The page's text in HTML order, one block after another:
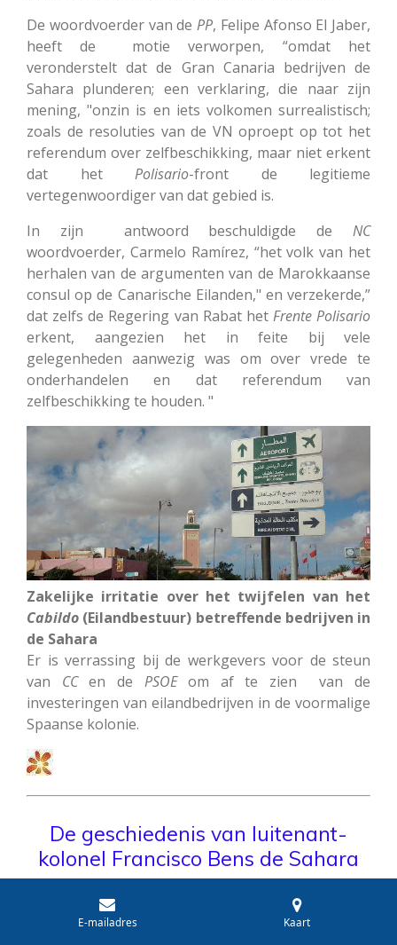
De woordvoerder van de PP, Felipe Afonso El Jaber,
heeft de motie verworpen, “omdat het
veronderstelt dat de Gran Canaria bedrijven de
Sahara plunderen; een verklaring, die naar zijn
mening, "onzin is en iets volkomen surrealistisch;
zoals de resoluties van de VN oproept op tot het
referendum over zelfbeschikking, maar niet erkent
dat het Polisario-front de legitieme
vertegenwoordiger van dat gebied is.
In zijn antwoord beschuldigde de NC
woordvoerder, Carmelo Ramírez, “het volk van het
herhalen van de argumenten van de Marokkaanse
consul op de Canarische Eilanden," en verzekerde,”
dat zelfs de Regering van Rabat het Frente Polisario
erkent, aangezien het in feite bij vele
gelegenheden aanwezig was om over vrede te
onderhandelen en dat referendum van
zelfbeschikking te houden. "
Zakelijke irritatie over het twijfelen van het
Cabildo (Eilandbestuur) betreffende bedrijven in
de Sahara
Er is verrassing bij de werkgevers voor de steun
van CCen de PSOEom af te zien van de
investeringen van eilandbedrijven in de voormalige
Spaanse kolonie.
De geschiedenis van luitenant-
kolonel Francisco Bens de Sahara
SAHARA - donderdag 5 april 2018 - Hij moest zijn
verbeelding gebruiken om gevleugelde
E-mailadres Kaart